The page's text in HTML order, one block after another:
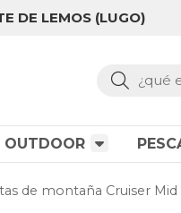
DE LEMOS (LUGO)
OUTDOOR
de montaña Cruiser